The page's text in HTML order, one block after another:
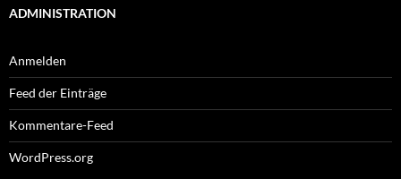
ADMINISTRATION
Anmelden
Feed der Einträge
Kommentare-Feed
WordPress.org